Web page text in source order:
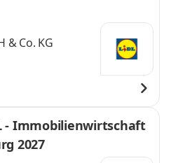
& Co. KG
- Immobilienwirtschaft
2027